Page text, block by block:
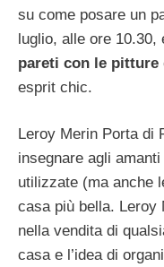
su come posare un
luglio, alle ore 10.30,
pareti con le pitture
esprit chic.
Leroy Merin Porta di
insegnare agli
utilizzate (ma anche
casa più bella. Leroy
nella vendita di
casa e l’idea di